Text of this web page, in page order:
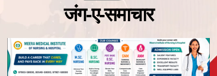
जंग-ए-समाचार